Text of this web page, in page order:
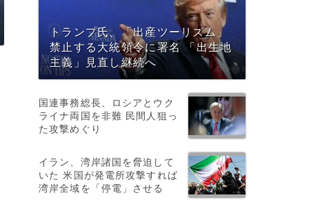
トランプ氏、「出産ツーリズム」
禁止する大統領令に署名 「出生地
主義」見直し継続へ
国連事務総長、ロシアとウク
ライナ両国を非難 民間人狙っ
た攻撃めぐり
イラン、湾岸諸国を脅迫して
いた 米国が発電所攻撃すれば
湾岸全域を「停電」させる